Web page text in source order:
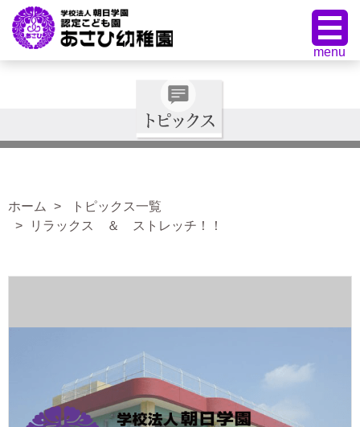
ホーム
トピックス一覧
リラックス ＆ ストレッチ！！